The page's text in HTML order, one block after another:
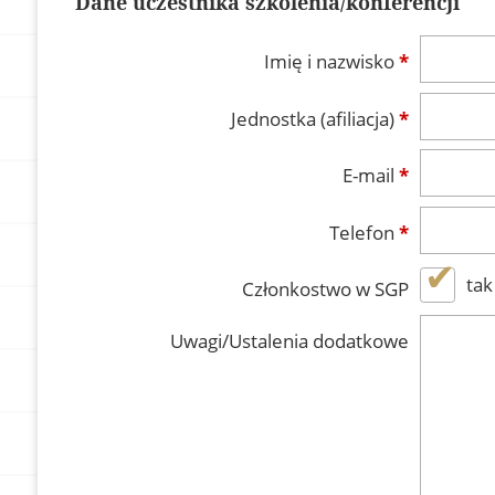
Imię i nazwisko*
Jednostka (afiliacja)*
E-mail *
Telefon *
Członkostwo w SGP tak
Uwagi/Ustalenia dodatkowe